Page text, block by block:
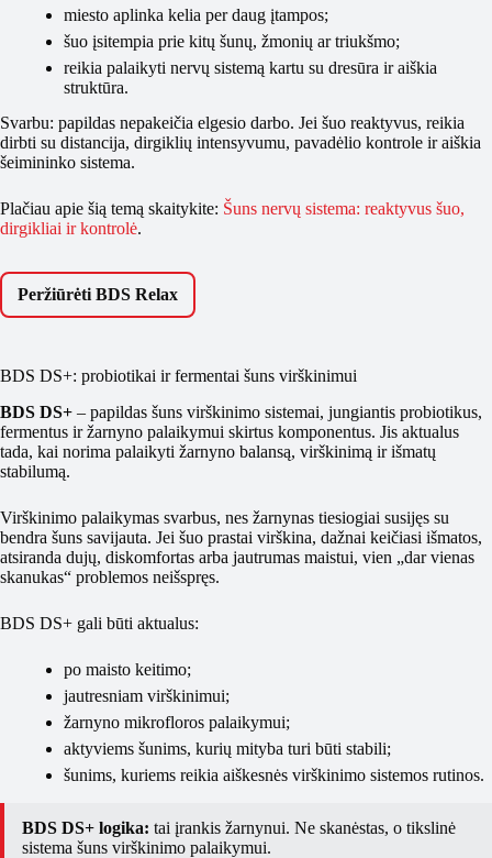
miesto aplinka kelia per daug įtampos;
šuo įsitempia prie kitų šunų, žmonių ar triukšmo;
reikia palaikyti nervų sistemą kartu su dresūra ir aiškia
struktūra.
Svarbu: papildas nepakeičia elgesio darbo. Jei šuo reaktyvus, reikia
dirbti su distancija, dirgiklių intensyvumu, pavadėlio kontrole ir aiškia
šeimininko sistema.
Plačiau apie šią temą skaitykite: Šuns nervų sistema: reaktyvus šuo,
dirgikliai ir kontrolė.
Peržiūrėti BDS Relax
BDS DS+: probiotikai ir fermentai šuns virškinimui
BDS DS+ – papildas šuns virškinimo sistemai, jungiantis probiotikus,
fermentus ir žarnyno palaikymui skirtus komponentus. Jis aktualus
tada, kai norima palaikyti žarnyno balansą, virškinimą ir išmatų
stabilumą.
Virškinimo palaikymas svarbus, nes žarnynas tiesiogiai susijęs su
bendra šuns savijauta. Jei šuo prastai virškina, dažnai keičiasi išmatos,
atsiranda dujų, diskomfortas arba jautrumas maistui, vien „dar vienas
skanukas“ problemos neišspręs.
BDS DS+ gali būti aktualus:
po maisto keitimo;
jautresniam virškinimui;
žarnyno mikrofloros palaikymui;
aktyviems šunims, kurių mityba turi būti stabili;
šunims, kuriems reikia aiškesnės virškinimo sistemos rutinos.
BDS DS+ logika: tai įrankis žarnynui. Ne skanėstas, o tikslinė
sistema šuns virškinimo palaikymui.